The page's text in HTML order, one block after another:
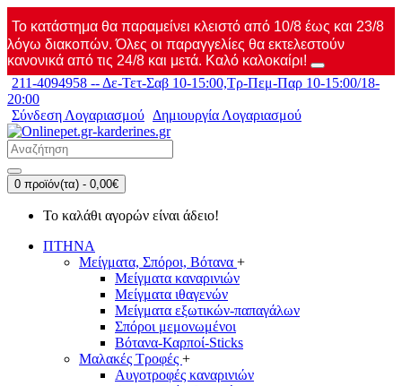
Το κατάστημα θα παραμείνει κλειστό από 10/8 έως και 23/8
λόγω διακοπών. Όλες οι παραγγελίες θα εκτελεστούν
κανονικά από τις 24/8 και μετά. Καλό καλοκαίρι!
211-4094958 -- Δε-Τετ-Σαβ 10-15:00,Τρ-Πεμ-Παρ 10-15:00/18-
20:00
Σύνδεση Λογαριασμού Δημιουργία Λογαριασμού
0 προϊόν(τα) - 0,00€
Το καλάθι αγορών είναι άδειο!
ΠΤΗΝΑ
Μείγματα, Σπόροι, Βότανα +
Μείγματα καναρινιών
Μείγματα ιθαγενών
Μείγματα εξωτικών-παπαγάλων
Σπόροι μεμονωμένοι
Βότανα-Καρποί-Sticks
Μαλακές Τροφές +
Αυγοτροφές καναρινιών